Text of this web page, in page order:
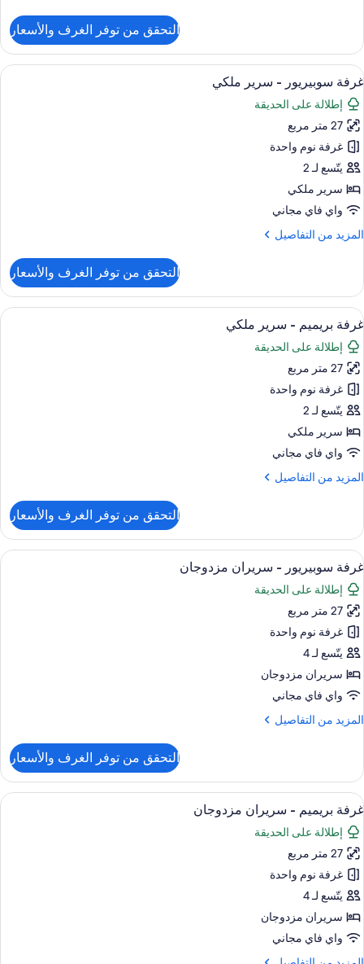
Premium
Room,
1
King
Bed
التحقق من توفر الغرف والأسعار
استعراض
جميع
صور
غرفة
سوبيريور
-
سرير
ملكي
خزنة داخل الغرفة ومكتب وستائر تعتيم
5
غرفة سوبيريور - سرير ملكي
إطلالة على الحديقة
27 متر مربع
غرفة نوم واحدة
يتّسع لـ 2
سرير ملكي
واي فاي مجاني
المزيد من التفاصيل
المزيد
غرفة
سوبيريور
-
سرير
ملكي
التحقق من توفر الغرف والأسعار
استعراض
جميع
صور
غرفة
بريميم
-
سرير
ملكي
خزنة داخل الغرفة ومكتب وستائر تعتيم
12
غرفة بريميم - سرير ملكي
إطلالة على الحديقة
27 متر مربع
غرفة نوم واحدة
يتّسع لـ 2
سرير ملكي
واي فاي مجاني
المزيد من التفاصيل
المزيد
غرفة
بريميم
-
سرير
ملكي
التحقق من توفر الغرف والأسعار
استعراض
جميع
صور
غرفة
سوبيريور
-
سريران
مزدوجان
خزنة داخل الغرفة ومكتب وستائر تعتيم
6
غرفة سوبيريور - سريران مزدوجان
إطلالة على الحديقة
27 متر مربع
غرفة نوم واحدة
يتّسع لـ 4
سريران مزدوجان
واي فاي مجاني
المزيد من التفاصيل
المزيد
غرفة
سوبيريور
-
سريران
مزدوجان
التحقق من توفر الغرف والأسعار
استعراض
جميع
صور
غرفة
بريميم
-
سريران
مزدوجان
خزنة داخل الغرفة ومكتب وستائر تعتيم
13
غرفة بريميم - سريران مزدوجان
إطلالة على الحديقة
27 متر مربع
غرفة نوم واحدة
يتّسع لـ 4
سريران مزدوجان
واي فاي مجاني